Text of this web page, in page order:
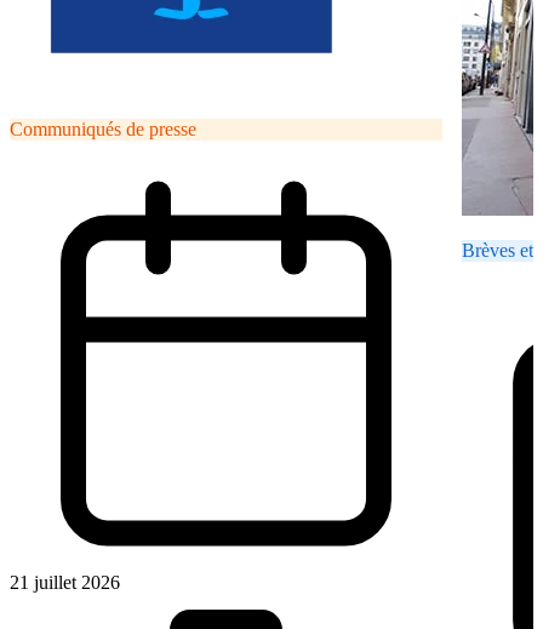
Communiqués de presse
21 juillet 2026
Brèves et